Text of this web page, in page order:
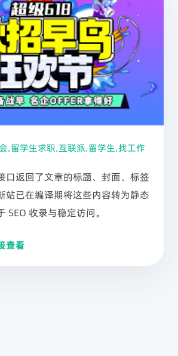
,留学生求职,互联派,留学生,找工作
口返回了文章的标题、封面、标签
站已在编译期将这些内容转为静态
SEO 收录与稳定访问。
查看